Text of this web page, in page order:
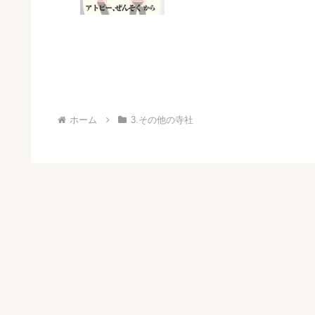
ホーム 3.その他の寺社